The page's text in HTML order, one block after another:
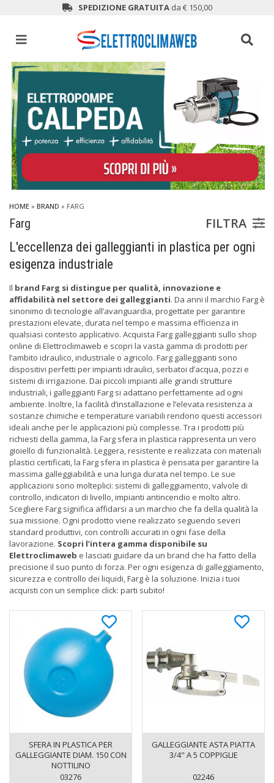
SPEDIZIONE GRATUITAda € 150,00
HOME » BRAND » FARG
Farg FILTRA
L'eccellenza dei galleggianti in plastica per ogni
esigenza industriale
Il brand Farg si distingue per qualità, innovazione e
affidabilità nel settore dei galleggianti. Da anni il marchio Farg è
sinonimo di tecnologie all’avanguardia, progettate per garantire
prestazioni elevate, durata nel tempo e massima efficienza in
qualsiasi contesto applicativo. Acquista Farg galleggianti sullo shop
online di Elettroclimaweb e scopri la vasta gamma di prodotti per
l’ambito idraulico, industriale o agricolo. Farg galleggianti sono
dispositivi perfetti per impianti idraulici, serbatoi d’acqua, pozzi e
sistemi di irrigazione. Dai piccoli impianti alle grandi strutture
industriali, i galleggianti Farg si adattano perfettamente ad ogni
ambiente. Inoltre, la facilità d’installazione e l’elevata resistenza a
sostanze chimiche e temperature variabili rendono questi accessori
ideali anche per le applicazioni più complesse. Tra i prodotti più
richiesti della gamma, la Farg sfera in plastica rappresenta un vero
gioiello di funzionalità. Leggera, resistente e realizzata con materiali
plastici certificati, la Farg sfera in plastica è pensata per garantire la
massima galleggiabilità e una lunga durata nel tempo. Le sue
applicazioni sono molteplici: sistemi di galleggiamento, valvole di
controllo, indicatori di livello, impianti antincendio e molto altro.
Scegliere Farg significa affidarsi a un marchio che fa della qualità la
sua missione. Ogni prodotto viene realizzato seguendo severi
standard produttivi, con controlli accurati in ogni fase della
lavorazione. Scopri l’intera gamma disponibile su
Elettroclimaweb e lasciati guidare da un brand che ha fatto della
precisione il suo punto di forza. Per ogni esigenza di galleggiamento,
sicurezza e controllo dei liquidi, Farg è la soluzione. Inizia i tuoi
acquisti con un semplice click: parti subito!
SFERA IN PLASTICA PER
GALLEGGIANTE DIAM. 150 CON
NOTTILINO
03276
GALLEGGIANTE ASTA PIATTA
3/4" A 5 COPPIGLIE
02246